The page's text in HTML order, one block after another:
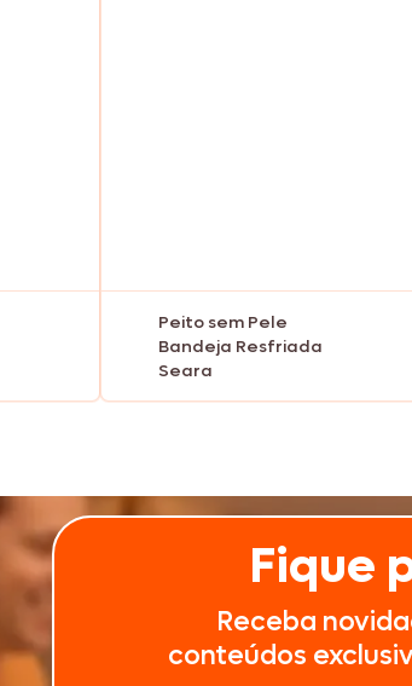
Peito sem Pele
Bandeja Resfriada
Seara
Fique
Receba
conteúdos